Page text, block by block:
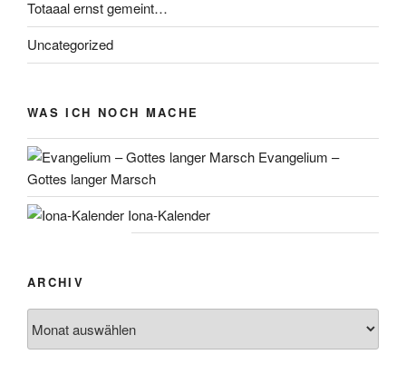
Totaaal ernst gemeint…
Uncategorized
WAS ICH NOCH MACHE
Evangelium –
Gottes langer Marsch
Iona-Kalender
ARCHIV